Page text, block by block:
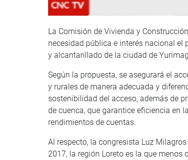
La Comisión de Vivienda y
necesidad pública e interés nacional
y alcantarillado de la ciudad de
Según la propuesta, se asegurará el
y rurales de manera adecuada y
sostenibilidad del acceso, además de
de cuenca, que garantice eficiencia en
rendimientos de cuentas.
Al respecto, la congresista Luz
2017, la región Loreto es la que